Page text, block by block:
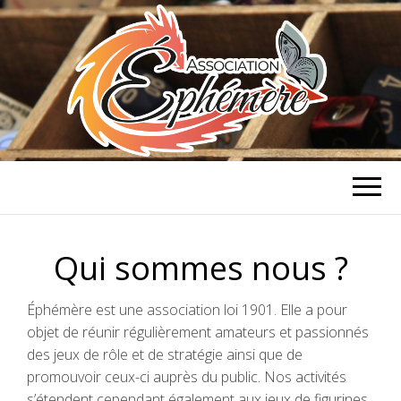
ASSOCIATION
ÉPHÉMÈRE
Qui sommes nous ?
Éphémère est une association loi 1901. Elle a pour
objet de réunir régulièrement amateurs et passionnés
des jeux de rôle et de stratégie ainsi que de
promouvoir ceux-ci auprès du public. Nos activités